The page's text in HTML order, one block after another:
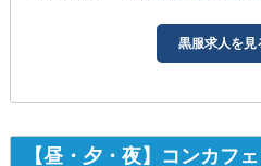
黒服求人を見
【昼・夕・夜】コンカフ